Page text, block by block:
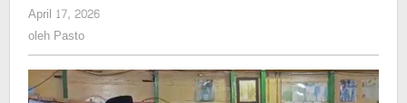
di
Tanahlaut
April 17, 2026
oleh Pasto